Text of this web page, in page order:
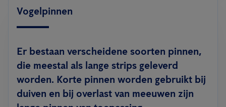
Vogelpinnen
Er bestaan verscheidene soorten pinnen,
die meestal als lange strips geleverd
worden. Korte pinnen worden gebruikt bij
duiven en bij overlast van meeuwen zijn